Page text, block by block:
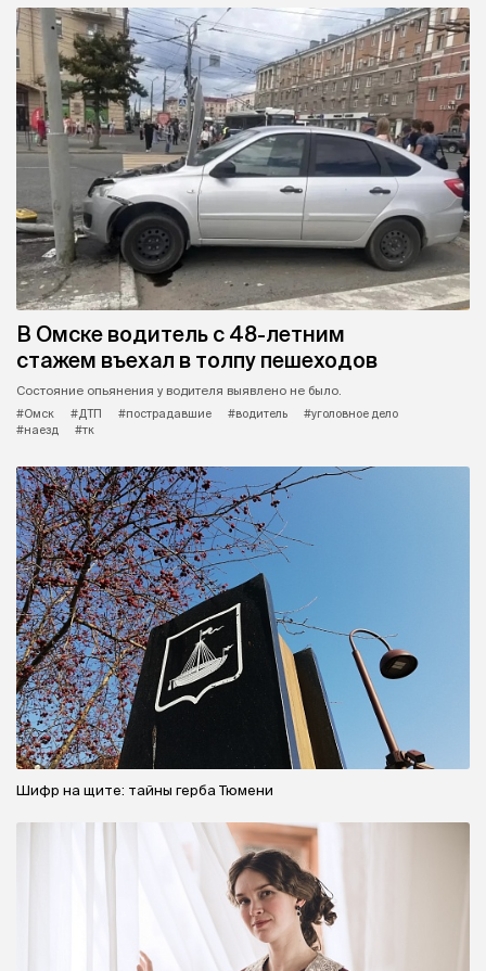
В Омске водитель с 48-летним
стажем въехал в толпу пешеходов
Состояние опьянения у водителя выявлено не было.
#Омск
#ДТП #пострадавшие #водитель
#уголовное дело
#наезд
#тк
Шифр на щите: тайны герба Тюмени